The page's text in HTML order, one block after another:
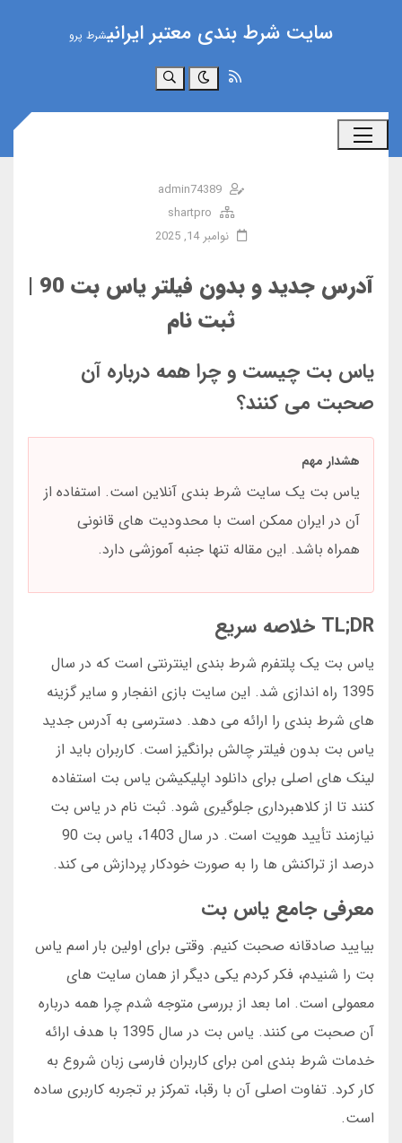
سایت شرط بندی معتبر ایرانیشرط پرو
جستجو
admin74389
shartpro
نوامبر 14, 2025
آدرس جدید و بدون فیلتر یاس بت 90 |
ثبت نام
یاس بت چیست و چرا همه درباره آن
صحبت می کنند؟
هشدار مهم
یاس بت یک سایت شرط بندی آنلاین است. استفاده از
آن در ایران ممکن است با محدودیت های قانونی
همراه باشد. این مقاله تنها جنبه آموزشی دارد.
TL;DR خلاصه سریع
یاس بت یک پلتفرم شرط بندی اینترنتی است که در سال
1395 راه اندازی شد. این سایت بازی انفجار و سایر گزینه
های شرط بندی را ارائه می دهد. دسترسی به آدرس جدید
یاس بت بدون فیلتر چالش برانگیز است. کاربران باید از
لینک های اصلی برای دانلود اپلیکیشن یاس بت استفاده
کنند تا از کلاهبرداری جلوگیری شود. ثبت نام در یاس بت
نیازمند تأیید هویت است. در سال 1403، یاس بت 90
درصد از تراکنش ها را به صورت خودکار پردازش می کند.
معرفی جامع یاس بت
بیایید صادقانه صحبت کنیم. وقتی برای اولین بار اسم یاس
بت را شنیدم، فکر کردم یکی دیگر از همان سایت های
معمولی است. اما بعد از بررسی متوجه شدم چرا همه درباره
آن صحبت می کنند. یاس بت در سال 1395 با هدف ارائه
خدمات شرط بندی امن برای کاربران فارسی زبان شروع به
کار کرد. تفاوت اصلی آن با رقبا، تمرکز بر تجربه کاربری ساده
است.